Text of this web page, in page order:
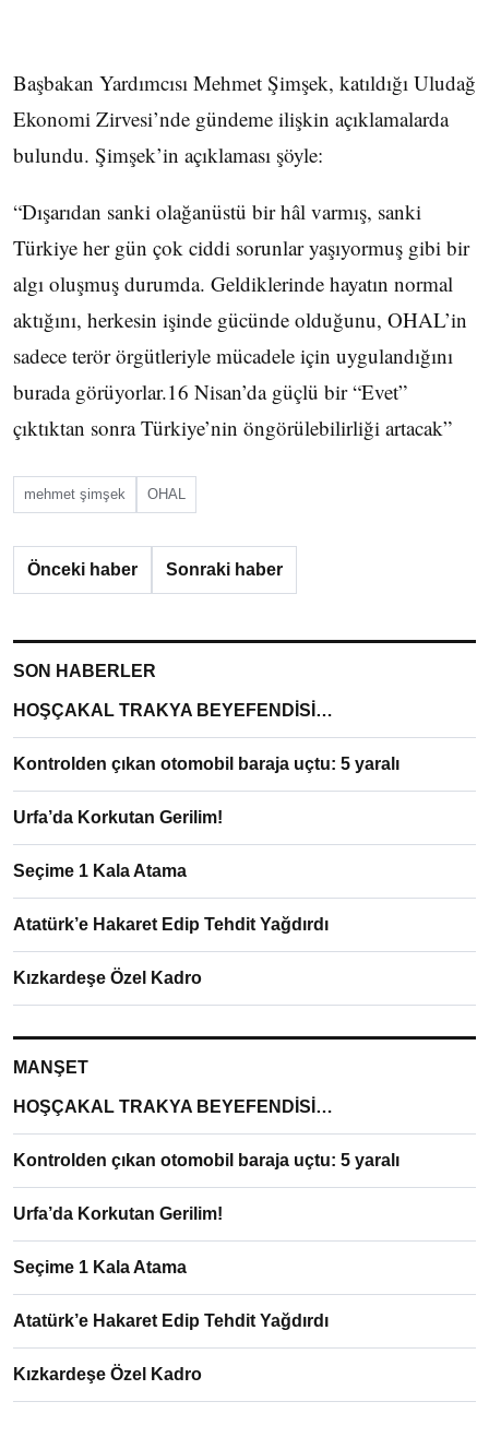
Başbakan Yardımcısı Mehmet Şimşek, katıldığı Uludağ
Ekonomi Zirvesi’nde gündeme ilişkin açıklamalarda
bulundu. Şimşek’in açıklaması şöyle:
“Dışarıdan sanki olağanüstü bir hâl varmış, sanki
Türkiye her gün çok ciddi sorunlar yaşıyormuş gibi bir
algı oluşmuş durumda. Geldiklerinde hayatın normal
aktığını, herkesin işinde gücünde olduğunu, OHAL’in
sadece terör örgütleriyle mücadele için uygulandığını
burada görüyorlar.16 Nisan’da güçlü bir “Evet”
çıktıktan sonra Türkiye’nin öngörülebilirliği artacak”
mehmet şimşek OHAL
Önceki haber Sonraki haber
SON HABERLER
HOŞÇAKAL TRAKYA BEYEFENDİSİ…
Kontrolden çıkan otomobil baraja uçtu: 5 yaralı
Urfa’da Korkutan Gerilim!
Seçime 1 Kala Atama
Atatürk’e Hakaret Edip Tehdit Yağdırdı
Kızkardeşe Özel Kadro
MANŞET
HOŞÇAKAL TRAKYA BEYEFENDİSİ…
Kontrolden çıkan otomobil baraja uçtu: 5 yaralı
Urfa’da Korkutan Gerilim!
Seçime 1 Kala Atama
Atatürk’e Hakaret Edip Tehdit Yağdırdı
Kızkardeşe Özel Kadro